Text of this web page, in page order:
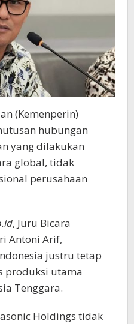
(Kemenperin)
hubungan
yang dilakukan
global, tidak
perusahaan
, Juru Bicara
Antoni Arif,
justru tetap
produksi utama
Tenggara.
Holdings tidak